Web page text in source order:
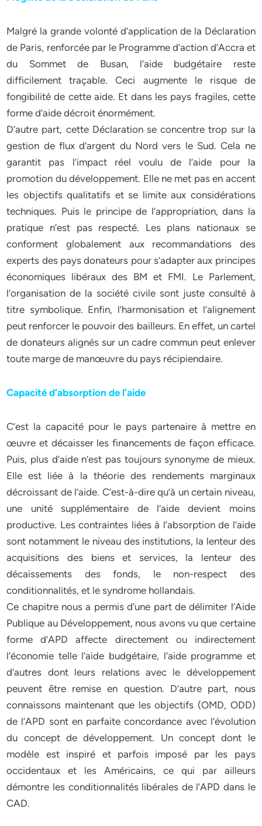
Malgré la grande volonté d’application de la Déclaration
de Paris, renforcée par le Programme d’action d’Accra et
du Sommet de Busan, l’aide budgétaire reste
difficilement traçable. Ceci augmente le risque de
fongibilité de cette aide. Et dans les pays fragiles, cette
forme d’aide décroit énormément.
D’autre part, cette Déclaration se concentre trop sur la
gestion de flux d’argent du Nord vers le Sud. Cela ne
garantit pas l’impact réel voulu de l’aide pour la
promotion du développement. Elle ne met pas en accent
les objectifs qualitatifs et se limite aux considérations
techniques. Puis le principe de l’appropriation, dans la
pratique n’est pas respecté. Les plans nationaux se
conforment globalement aux recommandations des
experts des pays donateurs pour s’adapter aux principes
économiques libéraux des BM et FMI. Le Parlement,
l’organisation de la société civile sont juste consulté à
titre symbolique. Enfin, l’harmonisation et l’alignement
peut renforcer le pouvoir des bailleurs. En effet, un cartel
de donateurs alignés sur un cadre commun peut enlever
toute marge de manœuvre du pays récipiendaire.
Capacité d’absorption de l’aide
C’est la capacité pour le pays partenaire à mettre en
œuvre et décaisser les financements de façon efficace.
Puis, plus d’aide n’est pas toujours synonyme de mieux.
Elle est liée à la théorie des rendements marginaux
décroissant de l’aide. C’est-à-dire qu’à un certain niveau,
une unité supplémentaire de l’aide devient moins
productive. Les contraintes liées à l’absorption de l’aide
sont notamment le niveau des institutions, la lenteur des
acquisitions des biens et services, la lenteur des
décaissements des fonds, le non-respect des
conditionnalités, et le syndrome hollandais.
Ce chapitre nous a permis d’une part de délimiter l’Aide
Publique au Développement, nous avons vu que certaine
forme d’APD affecte directement ou indirectement
l’économie telle l’aide budgétaire, l’aide programme et
d’autres dont leurs relations avec le développement
peuvent être remise en question. D’autre part, nous
connaissons maintenant que les objectifs (OMD, ODD)
de l’APD sont en parfaite concordance avec l’évolution
du concept de développement. Un concept dont le
modèle est inspiré et parfois imposé par les pays
occidentaux et les Américains, ce qui par ailleurs
démontre les conditionnalités libérales de l’APD dans le
CAD.